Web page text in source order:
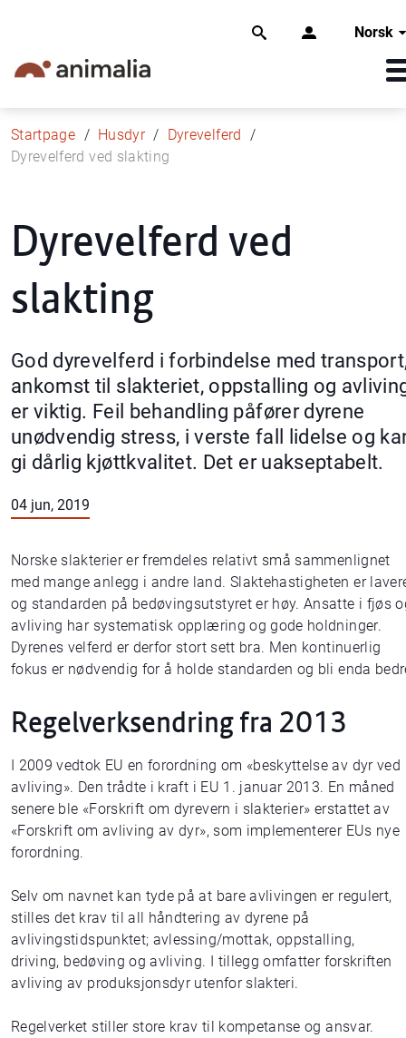
Norsk
Startpage Husdyr
Dyrevelferd
Dyrevelferd ved slakting
Dyrevelferd ved
slakting
God dyrevelferd i forbindelse med
ankomst til slakteriet, oppstalling og
er viktig. Feil behandling påfører dyrene
unødvendig stress, i verste fall lidelse og
gi dårlig kjøttkvalitet. Det er uakseptabelt.
04 jun, 2019
Norske slakterier er fremdeles relativt små sammenlignet
med mange anlegg i andre land. Slaktehastigheten er
og standarden på bedøvingsutstyret er høy. Ansatte i fjøs
avliving har systematisk opplæring og gode holdninger.
Dyrenes velferd er derfor stort sett bra. Men kontinuerlig
fokus er nødvendig for å holde standarden og bli enda
Regelverksendring fra 2013
I 2009 vedtok EU en forordning om «beskyttelse av dyr ved
avliving». Den trådte i kraft i EU 1. januar 2013. En måned
senere ble «Forskrift om dyrevern i slakterier» erstattet av
«Forskrift om avliving av dyr», som implementerer EUs nye
forordning.
Selv om navnet kan tyde på at bare avlivingen er regulert,
stilles det krav til all håndtering av dyrene på
avlivingstidspunktet; avlessing/mottak, oppstalling,
driving, bedøving og avliving. I tillegg omfatter forskriften
avliving av produksjonsdyr utenfor slakteri.
Regelverket stiller store krav til kompetanse og ansvar.